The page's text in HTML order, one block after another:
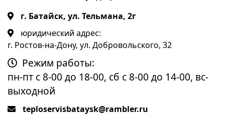
г. Батайск, ул. Тельмана, 2г
юридический адрес:
г. Ростов-на-Дону, ул. Добровольского, 32
Режим работы:
пн-пт с 8-00 до 18-00, сб с 8-00 до 14-00, вс-
выходной
teploservisbataysk@rambler.ru